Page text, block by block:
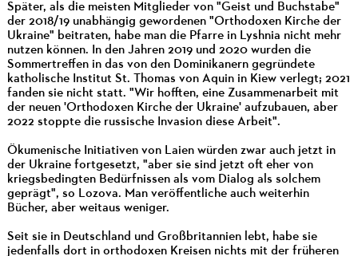
Später, als die meisten Mitglieder von "Geist und Buchstabe"
der 2018/19 unabhängig gewordenen "Orthodoxen Kirche der
Ukraine" beitraten, habe man die Pfarre in Lyshnia nicht mehr
nutzen können. In den Jahren 2019 und 2020 wurden die
Sommertreffen in das von den Dominikanern gegründete
katholische Institut St. Thomas von Aquin in Kiew verlegt; 2021
fanden sie nicht statt. "Wir hofften, eine Zusammenarbeit mit
der neuen 'Orthodoxen Kirche der Ukraine' aufzubauen, aber
2022 stoppte die russische Invasion diese Arbeit".
Ökumenische Initiativen von Laien würden zwar auch jetzt in
der Ukraine fortgesetzt, "aber sie sind jetzt oft eher von
kriegsbedingten Bedürfnissen als vom Dialog als solchem
geprägt", so Lozova. Man veröffentliche auch weiterhin
Bücher, aber weitaus weniger.
Seit sie in Deutschland und Großbritannien lebt, habe sie
jedenfalls dort in orthodoxen Kreisen nichts mit der früheren